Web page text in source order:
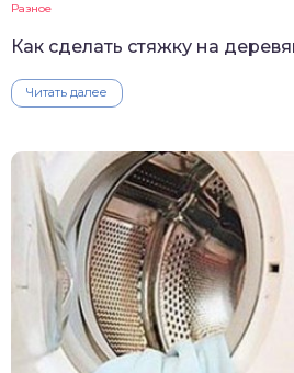
Разное
Как сделать стяжку на
Читать далее